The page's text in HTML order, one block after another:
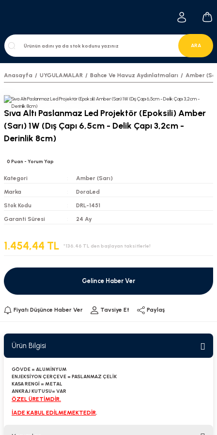
ARA
Anasayfa UYGULAMALAR Bahce Ve Havuz Aydınlatmaları Amber
Sıva Altı Paslanmaz Led Projektör (Epoksili) Amber
(Sarı) 1W (Dış Çapı 6,5cm - Delik Çapı 3,2cm -
Derinlik 8cm)
0 Puan - Yorum Yap
Kategori
Amber (Sarı)
Marka
DoraLed
Stok Kodu
DRL-1451
Garanti Süresi
24 Ay
1.454,44 TL *136,46 TL den başlayan taksitlerle!
Gelince Haber Ver
Fiyatı Düşünce Haber Ver Tavsiye Et Paylaş
Ürün Bilgisi
GÖVDE = ALUMİNYUM
ENJEKSİYON ÇERÇEVE = PASLANMAZ ÇELİK
KASA RENGİ = METAL
ANKRAJ KUTUSU= VAR
ÖZEL ÜRETİMDİR.
İADE KABUL EDİLMEMEKTEDİR.